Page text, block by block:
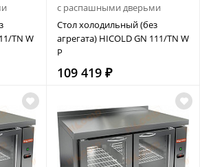
TN W
с распашными дверьми
Стол холодильный (без
агрегата) HICOLD GN 111/TN W
P
109 419 ₽